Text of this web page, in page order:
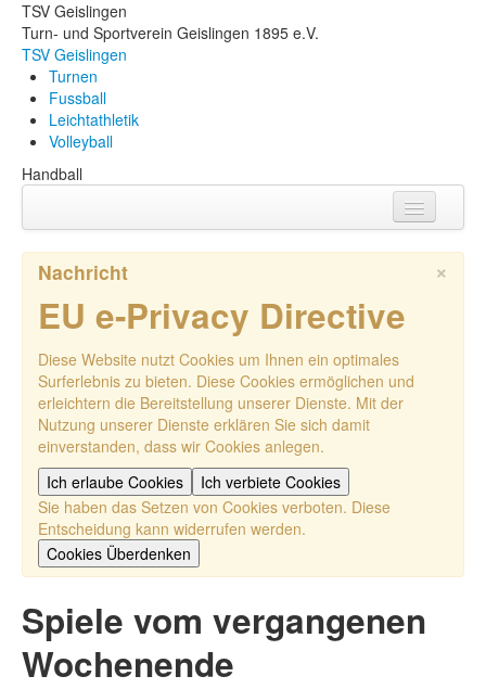
TSV Geislingen
Turn- und Sportverein Geislingen 1895 e.V.
TSV Geislingen
Turnen
Fussball
Leichtathletik
Volleyball
Handball
Termine
Kontakt
Foto-Galerie
×
Nachricht
EU e-Privacy Directive
Diese Website nutzt Cookies um Ihnen ein optimales
Surferlebnis zu bieten. Diese Cookies ermöglichen und
erleichtern die Bereitstellung unserer Dienste. Mit der
Nutzung unserer Dienste erklären Sie sich damit
einverstanden, dass wir Cookies anlegen.
Ich erlaube Cookies
Ich verbiete Cookies
Sie haben das Setzen von Cookies verboten. Diese
Entscheidung kann widerrufen werden.
Cookies Überdenken
Spiele vom vergangenen
Wochenende